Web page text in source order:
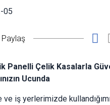
05
Paylaş
Panelli Çelik Kasalarla
Ucunda
iş yerlerimizde